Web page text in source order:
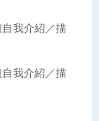
我介紹／描
我介紹／描